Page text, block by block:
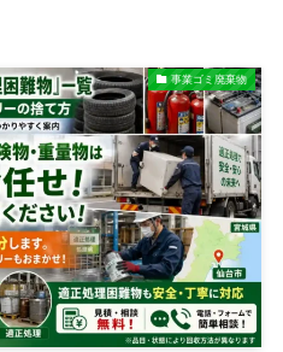
事業ゴミ廃棄物